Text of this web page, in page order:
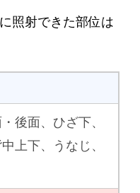
照射できた部位は
後面、ひざ下、
上下、うなじ、